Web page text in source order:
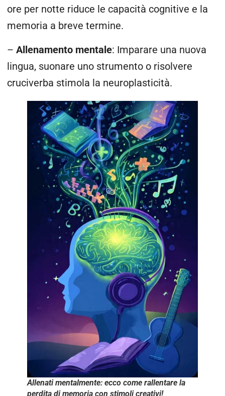
ore per notte riduce le capacità cognitive e la
memoria a breve termine.
– Allenamento mentale: Imparare una nuova
lingua, suonare uno strumento o risolvere
cruciverba stimola la neuroplasticità.
Allenati mentalmente: ecco come rallentare la
perdita di memoria con stimoli creativi!